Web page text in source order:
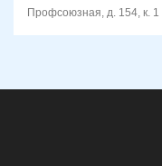
Профсоюзная, д. 154, к. 1